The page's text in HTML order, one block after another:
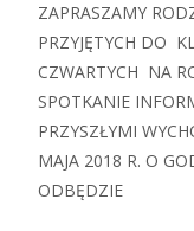
ZAPRASZAMY
PRZYJĘTYCH DO
CZWARTYCH NA
SPOTKANIE
PRZYSZŁYMI
MAJA 2018 R. O
ODBĘDZIE